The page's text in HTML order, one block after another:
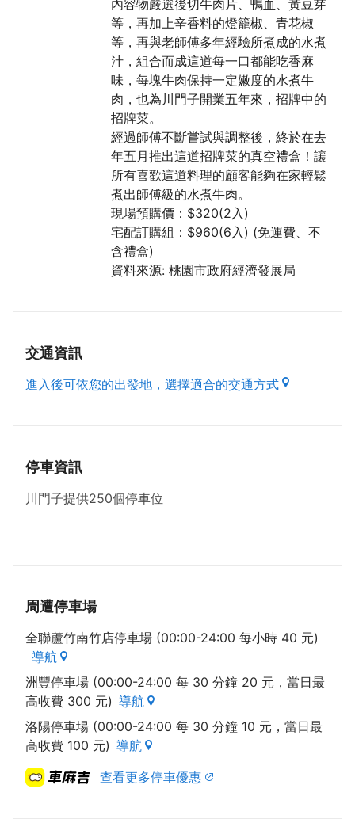
內容物嚴選後切牛肉片、鴨血、黃豆芽
等，再加上辛香料的燈籠椒、青花椒
等，再與老師傅多年經驗所煮成的水煮
汁，組合而成這道每一口都能吃香麻
味，每塊牛肉保持一定嫩度的水煮牛
肉，也為川門子開業五年來，招牌中的
招牌菜。
經過師傅不斷嘗試與調整後，終於在去
年五月推出這道招牌菜的真空禮盒！讓
所有喜歡這道料理的顧客能夠在家輕鬆
煮出師傅級的水煮牛肉。
現場預購價：$320(2入)
宅配訂購組：$960(6入) (免運費、不
含禮盒)
資料來源: 桃園市政府經濟發展局
交通資訊
進入後可依您的出發地，選擇適合的交通方式
停車資訊
川門子提供250個停車位
周遭停車場
全聯蘆竹南竹店停車場 (00:00-24:00 每小時 40 元)
導航
洲豐停車場 (00:00-24:00 每 30 分鐘 20 元，當日最
高收費 300 元) 導航
洛陽停車場 (00:00-24:00 每 30 分鐘 10 元，當日最
高收費 100 元) 導航
查看更多停車優惠